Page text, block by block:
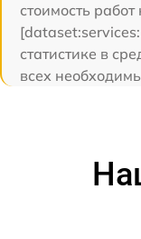
стоимость
статистике в
всех